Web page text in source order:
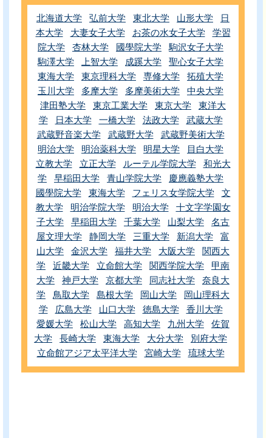
北海道大学 弘前大学 東北大学 山形大学
日
本大学
大妻女子大学 お茶の水女子大学
学習
院大学
杏林大学 國學院大学
駒沢女子大学
駒澤大学
上智大学 成蹊大学
聖心女子大学
東海大学
東京理科大学 専修大学
拓殖大学
玉川大学
多摩大学 多摩美術大学
中央大学
津田塾大学
東京工業大学 東京大学
東洋大
学
日本大学 一橋大学 法政大学
武蔵大学
武蔵野音楽大学
武蔵野大学
武蔵野美術大学
明治大学
明治薬科大学 明星大学
目白大学
立教大学
立正大学 ルーテル学院大学
和光大
学
早稲田大学 青山学院大学
慶應義塾大学
國學院大学
東海大学 フェリス女学院大学
文
教大学
明治学院大学 明治大学
十文字学園女
子大学
早稲田大学 千葉大学 山梨大学
名古
屋文理大学
静岡大学 三重大学 新潟大学
富
山大学
金沢大学 福井大学 大阪大学
関西大
学
近畿大学 立命館大学 関西学院大学
甲南
大学
神戸大学 京都大学 同志社大学
奈良大
学
鳥取大学 島根大学 岡山大学
岡山理科大
学
広島大学 山口大学 徳島大学
香川大学
愛媛大学
松山大学 高知大学 九州大学
佐賀
大学
長崎大学 東海大学 大分大学
別府大学
立命館アジア太平洋大学
宮崎大学 琉球大学